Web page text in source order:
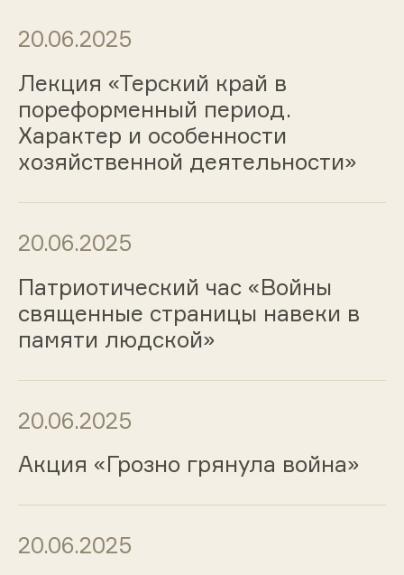
20.06.2025
Лекция «Терский край в
пореформенный период.
Характер и особенности
хозяйственной деятельности»
20.06.2025
Патриотический час «Войны
священные страницы навеки в
памяти людской»
20.06.2025
Акция «Грозно грянула война»
20.06.2025